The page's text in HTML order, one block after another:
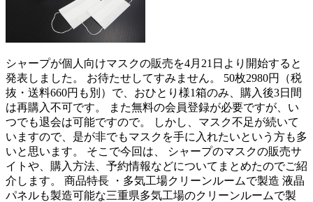
シャープが個人向けマスクの販売を4月21日より開始すると
発表しました。 お待たせしてすみません。 50枚2980円（税
抜・送料660円も別）で、おひとり様1箱のみ、購入後3日間
は再購入不可です。 また無料の会員登録が必要ですが、い
つでも退会は可能ですので。 しかし、マスク不足が続いて
いますので、是が非でもマスクを手に入れたいという方も多
いと思います。 そこで今回は、 シャープのマスクの販売サ
イトや、購入方法、予約情報などについてまとめたのでご紹
介します。 商品特長 ・多気工場クリーンルームで製造 液晶
パネルも製造可能な三重県多気工場のクリーンルームで製